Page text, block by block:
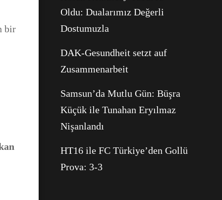
bir
Oldu: Dualarımız Değerli
Dostumuzla
DAK-Gesundheit setzt auf
Zusammenarbeit
Samsun’da Mutlu Gün: Büşra
Küçük ile Tunahan Eryılmaz
Nişanlandı
HT16 ile FC Türkiye’den Gollü
Prova: 3-3